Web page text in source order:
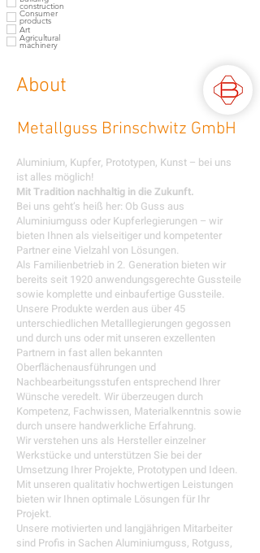
construction
Consumer
products
Art
Agricultural
machinery
About
Metallguss Brinschwitz GmbH
Aluminium, Kupfer, Prototypen, Kunst – bei uns
ist alles möglich!
Mit Tradition nachhaltig in die Zukunft.
Bei uns geht’s heiß her: Ob Guss aus
Aluminiumguss oder Kupferlegierungen – wir
bieten Ihnen als vielseitiger und kompetenter
Partner eine Vielzahl von Lösungen.
Als Familienbetrieb in 2. Generation bieten wir
bereits seit 1920 anwendungsgerechte Gussteile
sowie komplette und einbaufertige Gussteile.
Unsere Produkte werden aus über 45
unterschiedlichen Metalllegierungen gegossen
und durch uns oder mit unseren exzellenten
Partnern in fast allen bekannten
Oberflächenausführungen und
Nachbearbeitungsstufen entsprechend Ihrer
Wünsche veredelt. Wir überzeugen durch
Kompetenz, Fachwissen, Materialkenntnis sowie
durch unsere handwerkliche Erfahrung.
Wir verstehen uns als Hersteller einzelner
Werkstücke und unterstützen Sie bei der
Umsetzung Ihrer Projekte, Prototypen und Ideen.
Mit unseren qualitativ hochwertigen Leistungen
bieten wir Ihnen optimale Lösungen für Ihr
Projekt.
Unsere motivierten und langjährigen Mitarbeiter
sind Profis in Sachen Aluminiumguss, Rotguss,